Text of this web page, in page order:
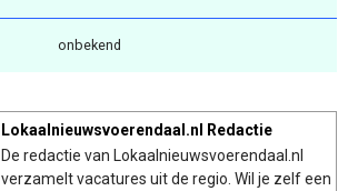
onbekend
Lokaalnieuwsvoerendaal.nl Redactie
De redactie van Lokaalnieuwsvoerendaal.nl
verzamelt vacatures uit de regio. Wil je zelf een